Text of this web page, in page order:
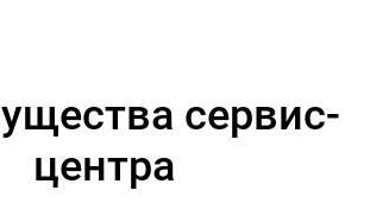
сервис-
центра